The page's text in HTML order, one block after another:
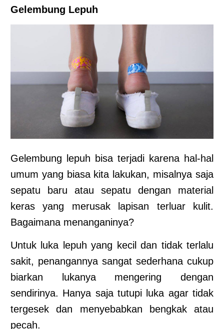
Gelembung Lepuh
Gelembung lepuh bisa terjadi karena hal-hal
umum yang biasa kita lakukan, misalnya saja
sepatu baru atau sepatu dengan material
keras yang merusak lapisan terluar kulit.
Bagaimana menanganinya?
Untuk luka lepuh yang kecil dan tidak terlalu
sakit, penangannya sangat sederhana cukup
biarkan lukanya mengering dengan
sendirinya. Hanya saja tutupi luka agar tidak
tergesek dan menyebabkan bengkak atau
pecah.